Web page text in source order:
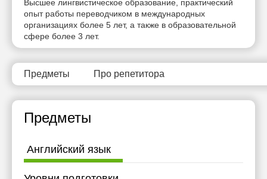
Высшее лингвистическое образование, практический
опыт работы переводчиком в международных
организациях более 5 лет, а также в образовательной
сфере более 3 лет.
Предметы Про репетитора
Предметы
Английский язык
15:00
15:30
16:00
16:30
17:30
18:30
свободных
часов
свободных
часов
10:00
10:30
11:00
13:30